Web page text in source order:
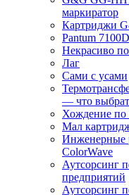
маркиратор
Картриджи
Pantum
Некрасиво
Лаг
Сами с усами
— что
Хождение по
Мал
Инженерные
ColorWave
Аутсорсинг
предприятий
Аутсорсинг